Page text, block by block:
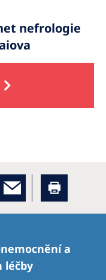
nefrologie
a
léčby